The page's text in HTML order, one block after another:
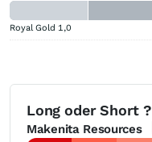
Royal Gold 1,0
Long oder Short ?
Makenita Resources